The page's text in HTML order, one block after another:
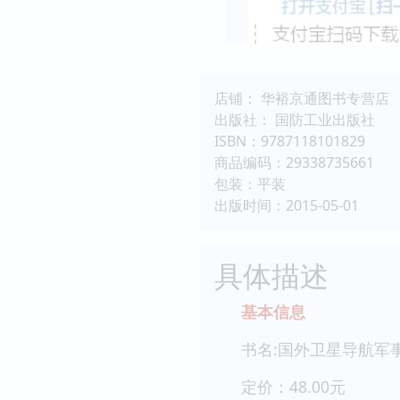
店铺： 华裕京通图书专营店
出版社： 国防工业出版社
ISBN：9787118101829
商品编码：29338735661
包装：平装
出版时间：2015-05-01
具体描述
基本信息
书名:国外卫星导航军
定价：48.00元